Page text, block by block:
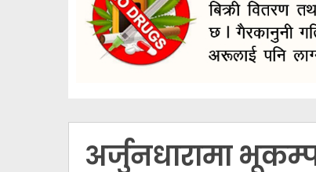
अर्जुनधारामा भूकम्प